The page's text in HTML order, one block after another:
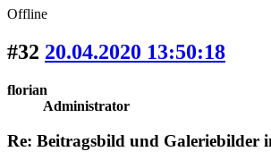
Offline
#32 20.04.2020 13:50:18
florian
Administrator
Re: Beitragsbild und Galeriebilder